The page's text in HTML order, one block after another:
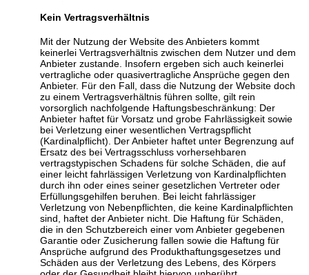
Kein Vertragsverhältnis
Mit der Nutzung der Website des Anbieters kommt
keinerlei Vertragsverhältnis zwischen dem Nutzer und dem
Anbieter zustande. Insofern ergeben sich auch keinerlei
vertragliche oder quasivertragliche Ansprüche gegen den
Anbieter. Für den Fall, dass die Nutzung der Website doch
zu einem Vertragsverhältnis führen sollte, gilt rein
vorsorglich nachfolgende Haftungsbeschränkung: Der
Anbieter haftet für Vorsatz und grobe Fahrlässigkeit sowie
bei Verletzung einer wesentlichen Vertragspflicht
(Kardinalpflicht). Der Anbieter haftet unter Begrenzung auf
Ersatz des bei Vertragsschluss vorhersehbaren
vertragstypischen Schadens für solche Schäden, die auf
einer leicht fahrlässigen Verletzung von Kardinalpflichten
durch ihn oder eines seiner gesetzlichen Vertreter oder
Erfüllungsgehilfen beruhen. Bei leicht fahrlässiger
Verletzung von Nebenpflichten, die keine Kardinalpflichten
sind, haftet der Anbieter nicht. Die Haftung für Schäden,
die in den Schutzbereich einer vom Anbieter gegebenen
Garantie oder Zusicherung fallen sowie die Haftung für
Ansprüche aufgrund des Produkthaftungsgesetzes und
Schäden aus der Verletzung des Lebens, des Körpers